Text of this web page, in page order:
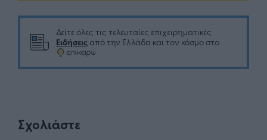
Δείτε όλες τις τελευταίες επιχειρηματικές
Ειδήσεις από την Ελλάδα και τον κόσμο στο
Σχολιάστε